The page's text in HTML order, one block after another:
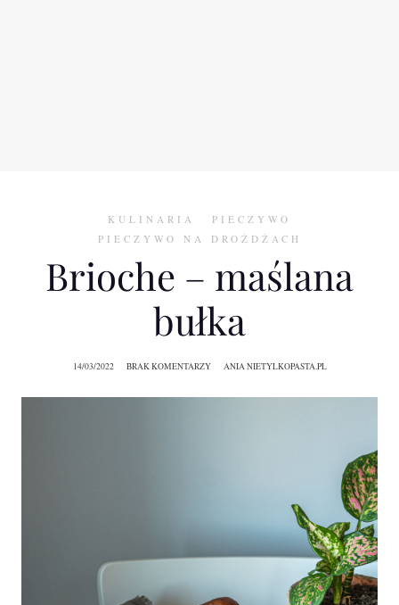
KULINARIA
PIECZYWO
PIECZYWO NA DROŻDŻACH
Brioche – maślana
bułka
14/03/2022 BRAK KOMENTARZY ANIA NIETYLKOPASTA.PL